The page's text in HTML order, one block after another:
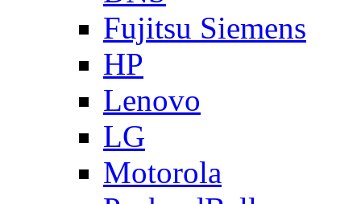
Fujitsu Siemens
HP
Lenovo
LG
Motorola